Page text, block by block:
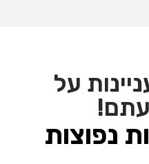
על
נפוצות